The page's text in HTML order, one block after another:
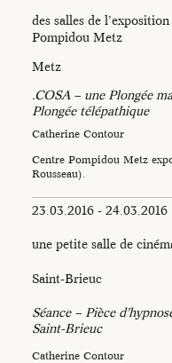
des salles de
Pompidou Metz
Metz
.COSA – une Plongée
Plongée télépathique
Catherine Contour
Centre Pompidou Metz
Rousseau).
23.03.2016 - 24.03.2016
une petite salle de
Saint-Brieuc
Séance – Pièce
Saint-Brieuc
Catherine Contour